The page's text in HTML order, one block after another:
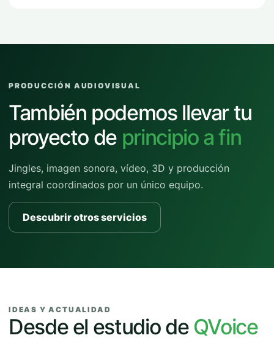
PRODUCCIÓN AUDIOVISUAL
También podemos llevar tu
proyecto de principio a fin
Jingles, imagen sonora, vídeo, 3D y producción
integral coordinados por un único equipo.
Descubrir otros servicios
IDEAS Y ACTUALIDAD
Desde el estudio de QVoice